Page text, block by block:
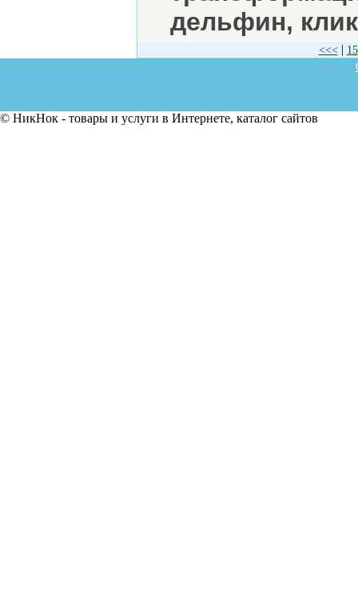
дельфин,
<<<| 15
© НикНок - товары и услуги в Интернете, каталог сайтов